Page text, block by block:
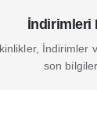
İndirimleri
İndirimler
son